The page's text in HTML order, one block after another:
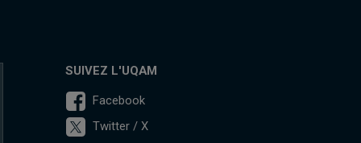
SUIVEZ L'UQAM
Facebook
Twitter / X